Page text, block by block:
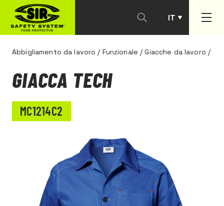
IT
PT
Abbigliamento da lavoro / Funzionale /Giacche da lavoro /
GIACCA TECH
MC1214C2